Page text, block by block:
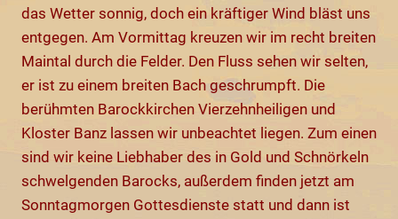
das Wetter sonnig, doch ein kräftiger Wind bläst uns
entgegen. Am Vormittag kreuzen wir im recht breiten
Maintal durch die Felder. Den Fluss sehen wir selten,
er ist zu einem breiten Bach geschrumpft. Die
berühmten Barockkirchen Vierzehnheiligen und
Kloster Banz lassen wir unbeachtet liegen. Zum einen
sind wir keine Liebhaber des in Gold und Schnörkeln
schwelgenden Barocks, außerdem finden jetzt am
Sonntagmorgen Gottesdienste statt und dann ist